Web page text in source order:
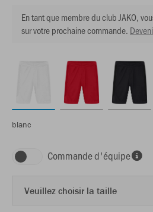
En tant que membre du club JAKO,
sur votre prochaine commande.
blanc
Commande d'équipe
Veuillez choisir la taille